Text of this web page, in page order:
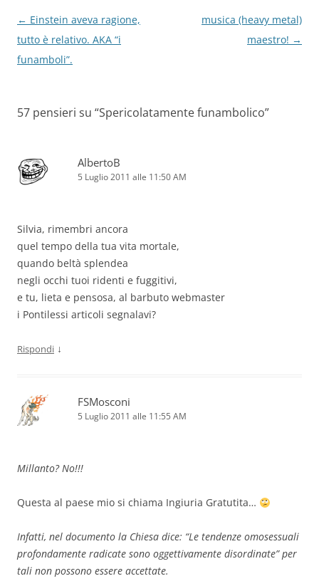
Navigazione
articolo
← Einstein aveva ragione,
tutto è relativo. AKA “i
funamboli”.
musica (heavy metal)
maestro! →
57 pensieri su “Spericolatamente funambolico”
AlbertoB
5 Luglio 2011 alle 11:50 AM
Silvia, rimembri ancora
quel tempo della tua vita mortale,
quando beltà splendea
negli occhi tuoi ridenti e fuggitivi,
e tu, lieta e pensosa, al barbuto webmaster
i Pontilessi articoli segnalavi?
Rispondi ↓
FSMosconi
5 Luglio 2011 alle 11:55 AM
Millanto? No!!!
Questa al paese mio si chiama Ingiuria Gratutita…
Infatti, nel documento la Chiesa dice: “Le tendenze omosessuali
profondamente radicate sono oggettivamente disordinate” per
tali non possono essere accettate.